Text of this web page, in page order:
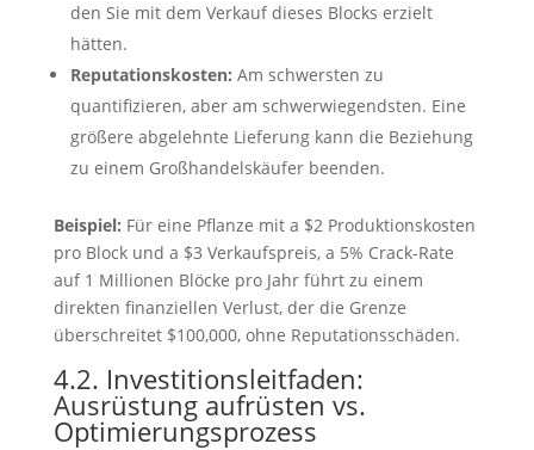
den Sie mit dem Verkauf dieses Blocks erzielt
hätten.
Reputationskosten: Am schwersten zu
quantifizieren, aber am schwerwiegendsten. Eine
größere abgelehnte Lieferung kann die Beziehung
zu einem Großhandelskäufer beenden.
Beispiel: Für eine Pflanze mit a $2 Produktionskosten
pro Block und a $3 Verkaufspreis, a 5% Crack-Rate
auf 1 Millionen Blöcke pro Jahr führt zu einem
direkten finanziellen Verlust, der die Grenze
überschreitet $100,000, ohne Reputationsschäden.
4.2. Investitionsleitfaden:
Ausrüstung aufrüsten vs.
Optimierungsprozess